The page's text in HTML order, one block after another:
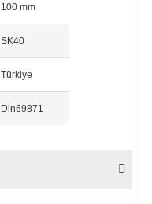
100 mm
SK40
Türkiye
Din69871